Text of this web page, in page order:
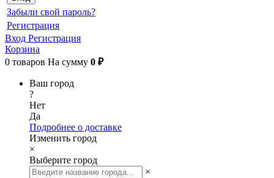
Забыли свой пароль?
Регистрация
Вход Регистрация
Корзина
0 товаров На сумму 0 ₽
Ваш город
?
Нет
Да
Подробнее о доставке
Изменить город
×
Выберите город
×